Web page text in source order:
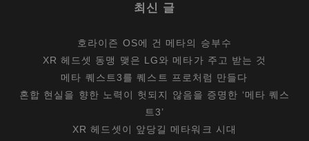
최신 글
호라이즌 OS에 건 메타의 승부수
XR 헤드셋 동맹 맺은 LG와 메타가 주고 받는 것
메타 퀘스트3를 퀘스트 프로처럼 만들다
혼합 현실을 향한 노력이 헛되지 않음을 증명한 ‘메타 퀘스
트3’
XR 헤드셋이 앞당길 메타워크 시대